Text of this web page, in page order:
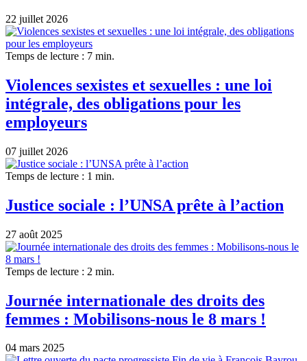
22 juillet 2026
Temps de lecture : 7 min.
Violences sexistes et sexuelles : une loi
intégrale, des obligations pour les
employeurs
07 juillet 2026
Temps de lecture : 1 min.
Justice sociale : l’UNSA prête à l’action
27 août 2025
Temps de lecture : 2 min.
Journée internationale des droits des
femmes : Mobilisons-nous le 8 mars !
04 mars 2025